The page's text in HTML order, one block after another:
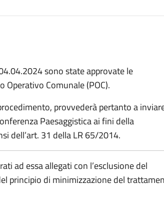
sono state approvate le
Comunale (POC).
provvederà pertanto a
Paesaggistica ai fini della
dell’art. 31 della LR 65/2014.
ad essa allegati con l’esclusione del
principio di minimizzazione del